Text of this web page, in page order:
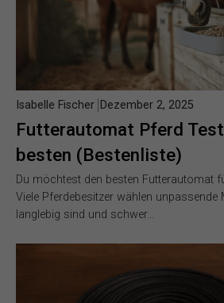
Futterautomat Pferd
besten (Bestenliste)
Isabelle Fischer Dezember 2, 2025
Du möchtest den besten Futterautomat
Viele Pferdebesitzer wählen unpassende
langlebig sind und schwer…